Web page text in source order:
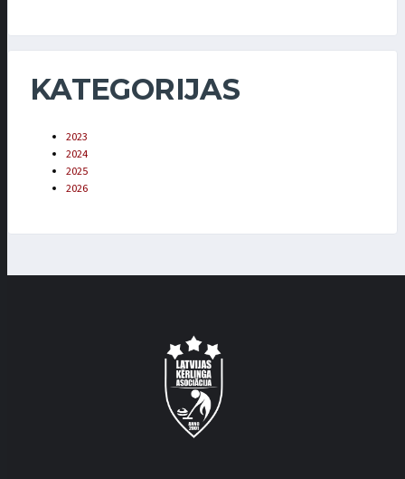
KATEGORIJAS
2023
2024
2025
2026